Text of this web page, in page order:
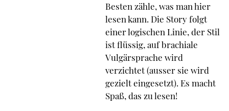
Besten zähle, was man hier
lesen kann. Die Story folgt
einer logischen Linie, der Stil
ist flüssig, auf brachiale
Vulgärsprache wird
verzichtet (ausser sie wird
gezielt eingesetzt). Es macht
Spaß, das zu lesen!